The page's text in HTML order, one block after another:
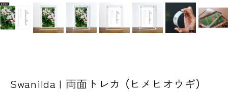
Swanilda | 両面トレカ （ヒメヒオウギ）